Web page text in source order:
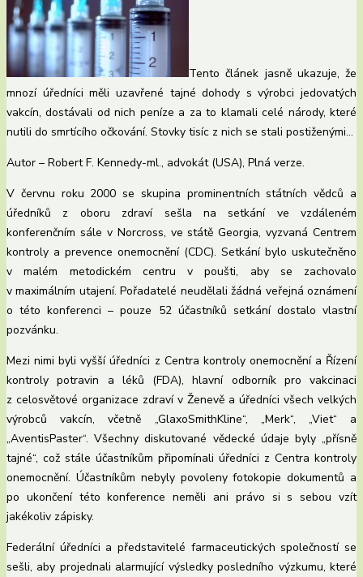
Tento článek jasně ukazuje, že
mnozí úředníci měli uzavřené tajné dohody s výrobci jedovatých
vakcín, dostávali od nich peníze a za to klamali celé národy, které
nutili do smrtícího očkování. Stovky tisíc z nich se stali postiženými…
Autor – Robert F. Kennedy-ml., advokát (USA), Plná verze.
V červnu roku 2000 se skupina prominentních státních vědců a
úředníků z oboru zdraví sešla na setkání ve vzdáleném
konferenčním sále v Norcross, ve státě Georgia, vyzvaná Centrem
kontroly a prevence onemocnění (CDC). Setkání bylo uskutečněno
v malém metodickém centru v poušti, aby se zachovalo
v maximálním utajení. Pořadatelé neudělali žádná veřejná oznámení
o této konferenci – pouze 52 účastníků setkání dostalo vlastní
pozvánku.
Mezi nimi byli vyšší úředníci z Centra kontroly onemocnění a Řízení
kontroly potravin a léků (FDA), hlavní odborník pro vakcinaci
z celosvětové organizace zdraví v Ženevě a úředníci všech velkých
výrobců vakcín, včetně „GlaxoSmithKline“, „Merk“, „Viet“ a
„AventisPaster“. Všechny diskutované vědecké údaje byly „přísně
tajné“, což stále účastníkům připomínali úředníci z Centra kontroly
onemocnění. Účastníkům nebyly povoleny fotokopie dokumentů a
po ukončení této konference neměli ani právo si s sebou vzít
jakékoliv zápisky.
Federální úředníci a představitelé farmaceutických společností se
sešli, aby projednali alarmující výsledky posledního výzkumu, které